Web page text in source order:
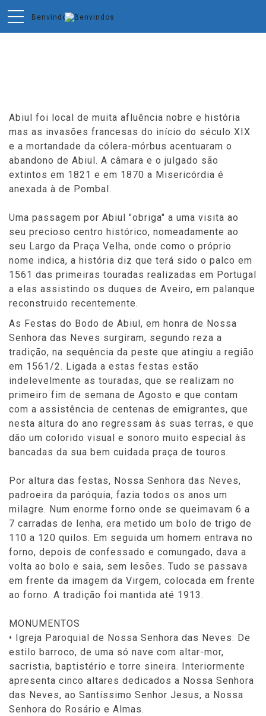
Abiul foi local de muita afluência nobre e história
mas as invasões francesas do início do século XIX
e a mortandade da cólera-mórbus acentuaram o
abandono de Abiul. A câmara e o julgado são
extintos em 1821 e em 1870 a Misericórdia é
anexada à de Pombal.
Uma passagem por Abiul "obriga" a uma visita ao
seu precioso centro histórico, nomeadamente ao
seu Largo da Praça Velha, onde como o próprio
nome indica, a história diz que terá sido o palco em
1561 das primeiras touradas realizadas em Portugal
a elas assistindo os duques de Aveiro, em palanque
reconstruido recentemente.
As Festas do Bodo de Abiul, em honra de Nossa
Senhora das Neves surgiram, segundo reza a
tradição, na sequência da peste que atingiu a região
em 1561/2. Ligada a estas festas estão
indelevelmente as touradas, que se realizam no
primeiro fim de semana de Agosto e que contam
com a assistência de centenas de emigrantes, que
nesta altura do ano regressam às suas terras, e que
dão um colorido visual e sonoro muito especial às
bancadas da sua bem cuidada praça de touros.
Por altura das festas, Nossa Senhora das Neves,
padroeira da paróquia, fazia todos os anos um
milagre. Num enorme forno onde se queimavam 6 a
7 carradas de lenha, era metido um bolo de trigo de
110 a 120 quilos. Em seguida um homem entrava no
forno, depois de confessado e comungado, dava a
volta ao bolo e saia, sem lesões. Tudo se passava
em frente da imagem da Virgem, colocada em frente
ao forno. A tradição foi mantida até 1913.
MONUMENTOS
• Igreja Paroquial de Nossa Senhora das Neves: De
estilo barroco, de uma só nave com altar-mor,
sacristia, baptistério e torre sineira. Interiormente
apresenta cinco altares dedicados a Nossa Senhora
das Neves, ao Santíssimo Senhor Jesus, a Nossa
Senhora do Rosário e Almas.